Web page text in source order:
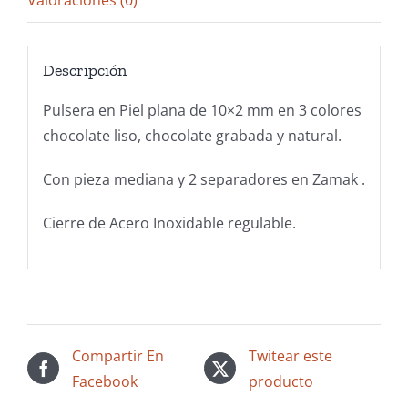
Descripción
Pulsera en Piel plana de 10×2 mm en 3 colores
chocolate liso, chocolate grabada y natural.
Con pieza mediana y 2 separadores en Zamak .
Cierre de Acero Inoxidable regulable.
Compartir En
Facebook
Twitear este
producto